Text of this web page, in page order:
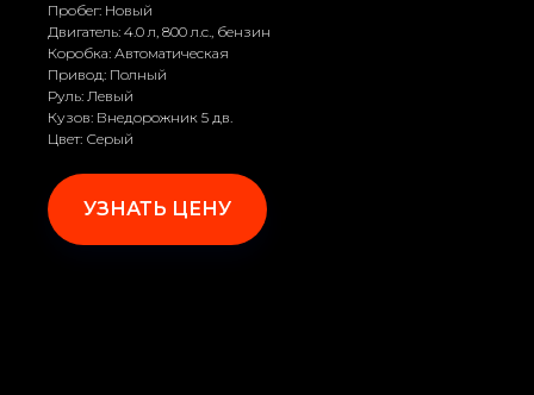
Пробег: Новый
Двигатель: 4.0 л, 800 л.с., бензин
Коробка: Автоматическая
Привод: Полный
Руль: Левый
Кузов: Внедорожник 5 дв.
Цвет: Серый
УЗНАТЬ ЦЕНУ